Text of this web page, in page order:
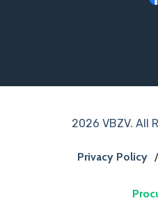
2026 VBZV. All
Privacy Policy /